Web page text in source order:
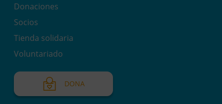
Donaciones
Socios
Tienda solidaria
Voluntariado
DONA